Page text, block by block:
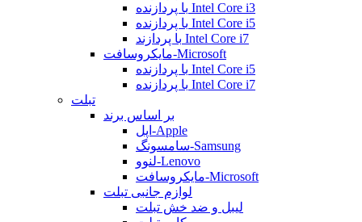
با پردازنده Intel Core i3
با پردازنده Intel Core i5
با پردازند Intel Core i7
مایکروسافت-Microsoft
با پردازنده Intel Core i5
با پردازنده Intel Core i7
تبلت
بر اساس برند
اپل-Apple
سامسونگ-Samsung
لنوو-Lenovo
مایکروسافت-Microsoft
لوازم جانبی تبلت
لیبل و ضد خش تبلت